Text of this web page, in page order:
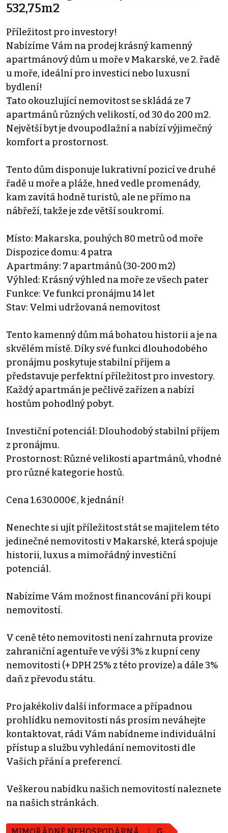
532,75m2
Příležitost pro investory!
Nabízíme Vám na prodej krásný kamenný
apartmánový dům u moře v Makarské, ve 2. řadě
u moře, ideální pro investici nebo luxusní
bydlení!
Tato okouzlující nemovitost se skládá ze 7
apartmánů různých velikostí, od 30 do 200 m2.
Největší byt je dvoupodlažní a nabízí výjimečný
komfort a prostornost.
Tento dům disponuje lukrativní pozicí ve druhé
řadě u moře a pláže, hned vedle promenády,
kam zavítá hodně turistů, ale ne přímo na
nábřeží, takže je zde větší soukromí.
Místo: Makarska, pouhých 80 metrů od moře
Dispozice domu: 4 patra
Apartmány: 7 apartmánů (30-200 m2)
Výhled: Krásný výhled na moře ze všech pater
Funkce: Ve funkci pronájmu 14 let
Stav: Velmi udržovaná nemovitost
Tento kamenný dům má bohatou historii a je na
skvělém místě. Díky své funkci dlouhodobého
pronájmu poskytuje stabilní příjem a
představuje perfektní příležitost pro investory.
Každý apartmán je pečlivě zařízen a nabízí
hostům pohodlný pobyt.
Investiční potenciál: Dlouhodobý stabilní příjem
z pronájmu.
Prostornost: Různé velikosti apartmánů, vhodné
pro různé kategorie hostů.
Cena 1.630.000€, k jednání!
Nenechte si ujít příležitost stát se majitelem této
jedinečné nemovitosti v Makarské, která spojuje
historii, luxus a mimořádný investiční
potenciál.
Nabízíme Vám možnost financování při koupi
nemovitostí.
V ceně této nemovitosti není zahrnuta provize
zahraniční agentuře ve výši 3% z kupní ceny
nemovitosti (+ DPH 25% z této provize) a dále 3%
daň z převodu státu.
Pro jakékoliv další informace a případnou
prohlídku nemovitosti nás prosím neváhejte
kontaktovat, rádi Vám nabídneme individuální
přístup a službu vyhledání nemovitosti dle
Vašich přání a preferencí.
Veškerou nabídku našich nemovitostí naleznete
na našich stránkách.